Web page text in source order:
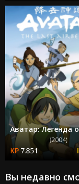
Аватар: Легенда
(2004)
7.851
Вы недавно